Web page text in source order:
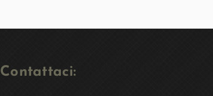
Contattaci: